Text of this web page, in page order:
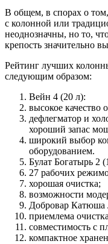
В общем, в спорах о
с колонной или
неоднозначны, но то,
крепость значительно
Рейтинг лучших
следующим образом:
Вейн 4 (20 л):
высокое качество
дефлегматор и
хороший запас
широкий выбор
оборудованием.
Булат Богатырь 2
27 рабочих
хорошая очистка;
возможности
Добровар Катюша
приемлема
совместимость с
компактное